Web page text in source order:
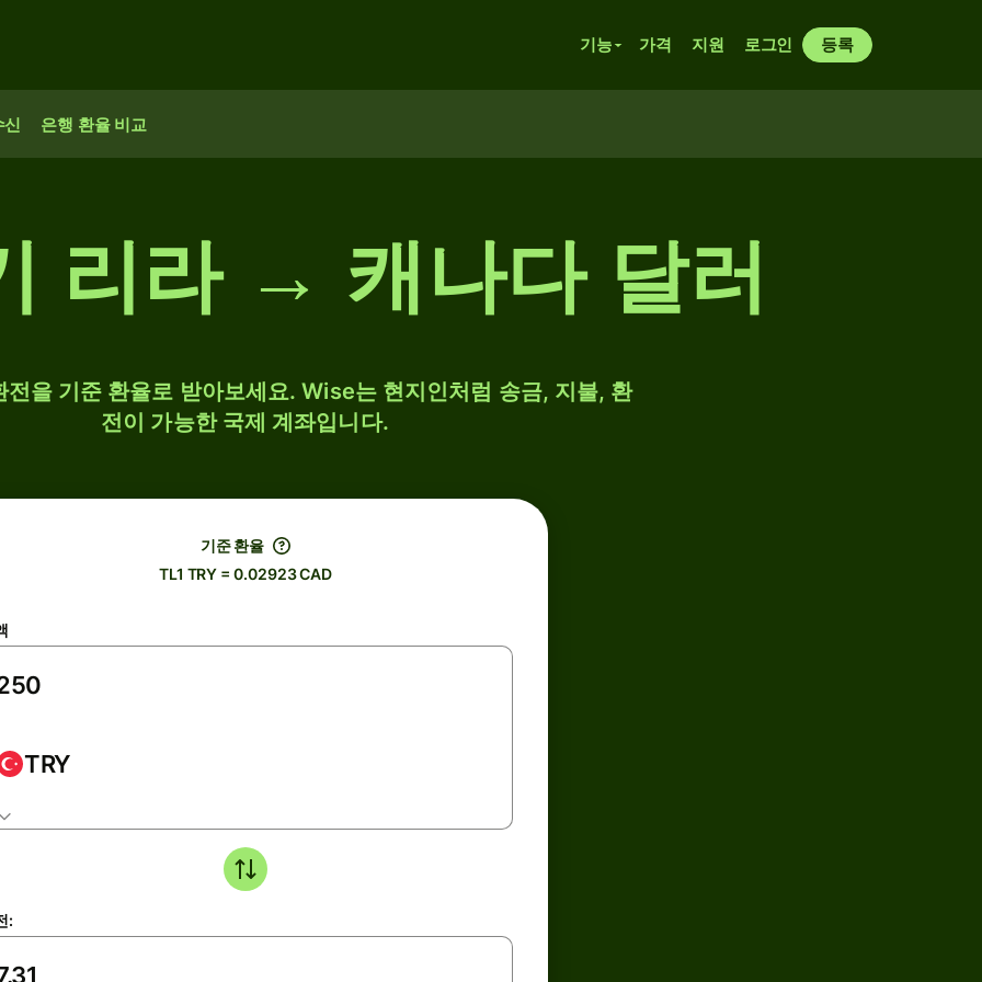
기능 가격 지원 로그인 등록
신 은행 환율 비교
리라 → 캐나다 달러
을 기준 환율로 받아보세요. Wise는 현지인처럼 송금, 지불, 환
전이 가능한 국제 계좌입니다.
기준 환율
TL1 TRY = 0.02923 CAD
TRY
: